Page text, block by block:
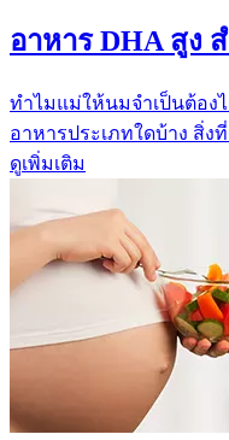
อาหาร DHA สูง
ทำไมแม่ให้นมจำเป็นต้อง
อาหารประเภทใดบ้าง สิ่
ดูเพิ่มเติม